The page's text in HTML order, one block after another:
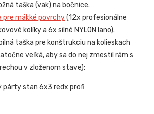
taška (vak) na bočnice.
pre mäkké povrchy(12x profesionálne
kolíky a 6x silné NYLON lano).
taška pre konštrukciu na kolieskach
veľká, aby sa do nej zmestil rám s
v zloženom stave):